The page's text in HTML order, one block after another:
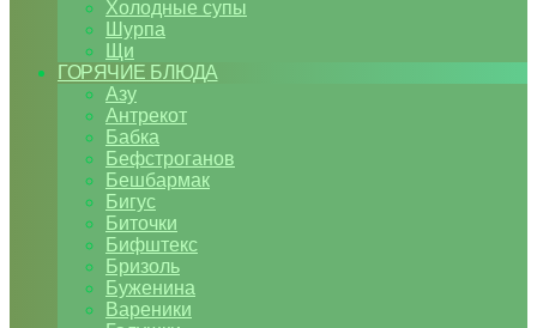
Холодные супы
Шурпа
Щи
ГОРЯЧИЕ БЛЮДА
Азу
Антрекот
Бабка
Бефстроганов
Бешбармак
Бигус
Биточки
Бифштекс
Бризоль
Буженина
Вареники